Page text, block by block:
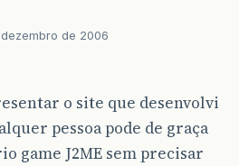
de 2006
o site que desenvolvi
pessoa pode de graça
game J2ME sem precisar